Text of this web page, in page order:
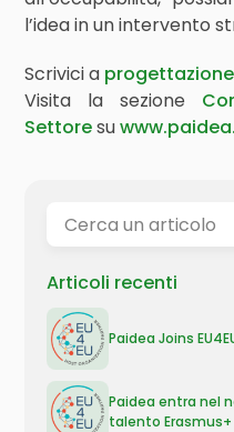
l’idea in un intervento
Scrivici a
Visita la sezione
Settoresu
Articoli recenti
Paidea Joins
Paidea entra nel
talento